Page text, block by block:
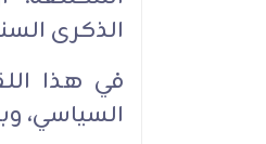
الذكرى
في هذا
السياسي،